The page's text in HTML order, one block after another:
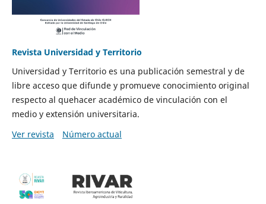
Revista Universidad y Territorio
Universidad y Territorio es una publicación semestral y de
libre acceso que difunde y promueve conocimiento original
respecto al quehacer académico de vinculación con el
medio y extensión universitaria.
Ver revista
Número actual